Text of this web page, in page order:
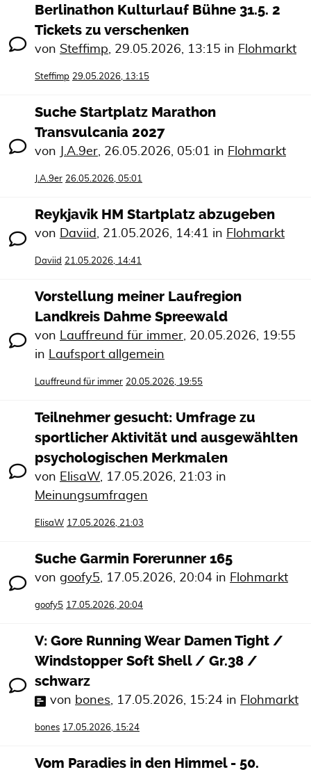
Berlinathon Kulturlauf Bühne 31.5. 2
Tickets zu verschenken
von Steffimp, 29.05.2026, 13:15 in Flohmarkt
Steffimp 29.05.2026, 13:15
Suche Startplatz Marathon
Transvulcania 2027
von J.A.9er, 26.05.2026, 05:01 in Flohmarkt
J.A.9er 26.05.2026, 05:01
Reykjavik HM Startplatz abzugeben
von Daviid, 21.05.2026, 14:41 in Flohmarkt
Daviid 21.05.2026, 14:41
Vorstellung meiner Laufregion
Landkreis Dahme Spreewald
von Lauffreund für immer, 20.05.2026, 19:55
in Laufsport allgemein
Lauffreund für immer 20.05.2026, 19:55
Teilnehmer gesucht: Umfrage zu
sportlicher Aktivität und ausgewählten
psychologischen Merkmalen
von ElisaW, 17.05.2026, 21:03 in
Meinungsumfragen
ElisaW 17.05.2026, 21:03
Suche Garmin Forerunner 165
von goofy5, 17.05.2026, 20:04 in Flohmarkt
goofy5 17.05.2026, 20:04
V: Gore Running Wear Damen Tight /
Windstopper Soft Shell / Gr.38 /
schwarz
von bones, 17.05.2026, 15:24 in Flohmarkt
bones 17.05.2026, 15:24
Vom Paradies in den Himmel - 50.